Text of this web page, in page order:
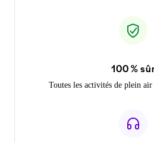
100 %
Toutes les activités de plein